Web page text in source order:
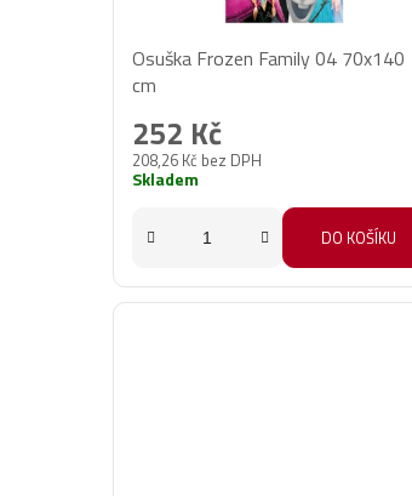
Osuška Frozen Family 04 70x140
cm
208,26 Kč bez DPH
252 Kč
Skladem
DO KOŠÍKU